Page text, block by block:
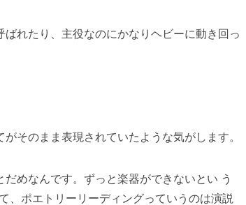
ばれたり、主役なのにかなりヘビーに動き回っ
そのまま表現されていたような気がします。
めなんです。ずっと楽器ができないとい う
、ポエトリーリーディングっていうのは演説